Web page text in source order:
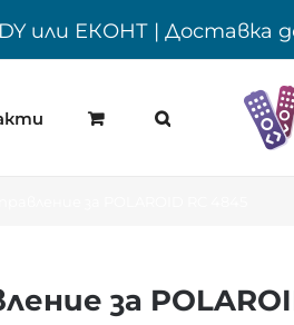
или ЕКОНТ | Доставка
за